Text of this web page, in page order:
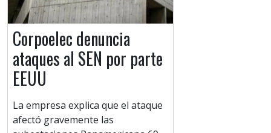
Corpoelec denuncia
ataques al SEN por parte
EEUU
La empresa explica que el ataque
afectó gravemente las